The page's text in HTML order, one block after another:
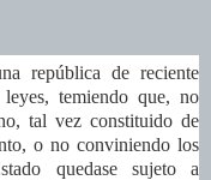
república de reciente
temiendo que, no
tal vez constituido de
o no conviniendo los
quedase sujeto a